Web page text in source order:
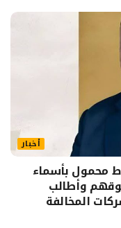
أخبار
محمول بأسماء
وأطالب
المخالفة